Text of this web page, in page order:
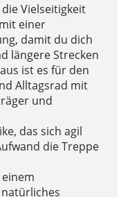
Vielseitigkeit
einer
damit du dich
längere Strecken
ist es für den
Alltagsrad mit
und
das sich agil
die Treppe